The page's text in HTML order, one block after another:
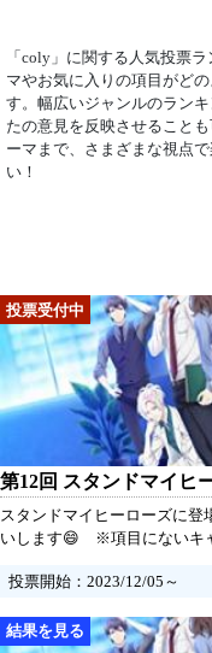
「coly」に関する人気投票
マやお気に入りの項目がど
す。幅広いジャンルのラン
たの意見を反映させること
ーマまで、さまざまな視点
い！
第12回 スタンドマイヒ
スタンドマイヒーローズに登
いします😄 ※項目にないキ
投票開始：2023/12/05～